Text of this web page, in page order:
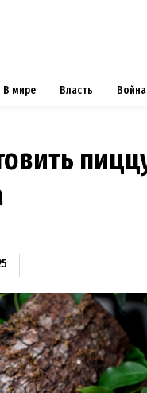
В мире Власть Война